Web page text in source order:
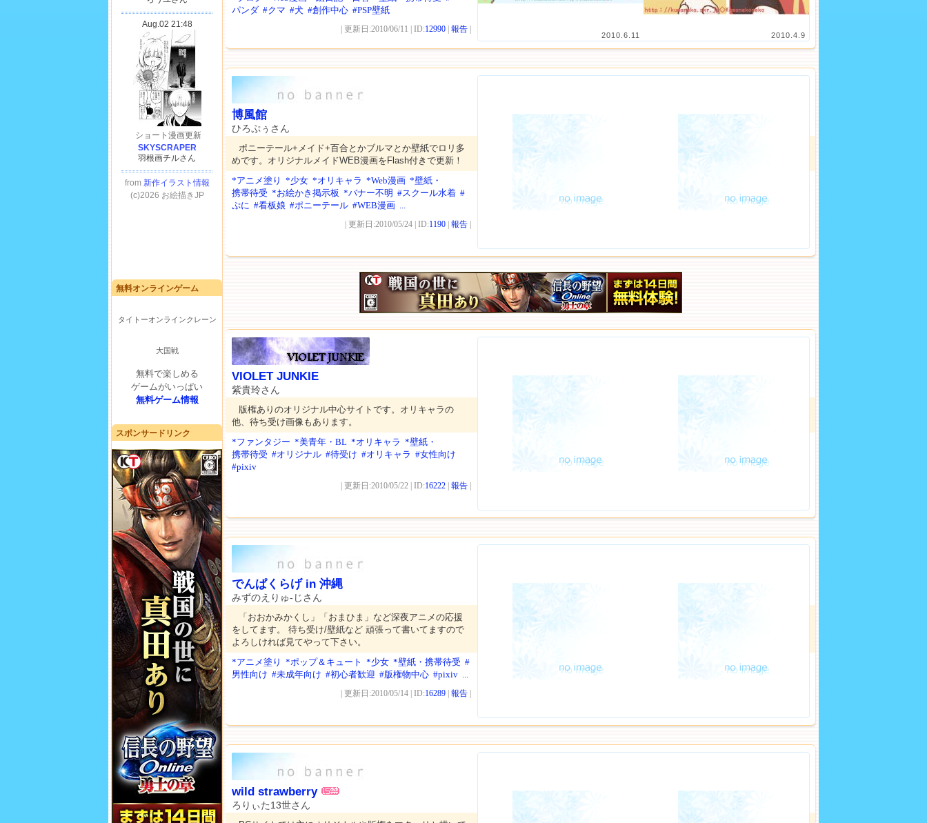
無料オンラインゲーム
タイトーオンラインクレーン
大国戦
無料で楽しめる
ゲームがいっぱい
無料ゲーム情報
スポンサードリンク
2010.6.11 2010.4.9
パンダ #クマ #犬 #創作中心 #PSP壁紙
| 更新日:2010/06/11 | ID:12990 報告
博風館
ひろぷぅさん
ポニーテール+メイド+百合とかブルマとか壁紙でロリ多
めです。オリジナルメイドWEB漫画をFlash付きで更新！
*アニメ塗り *少女 *オリキャラ *Web漫画 *壁紙・
携帯待受 *お絵かき掲示板 *バナー不明 #スクール水着 #
ぷに #看板娘 #ポニーテール #WEB漫画 ...
| 更新日:2010/05/24 | ID:1190 報告
VIOLET JUNKIE
紫貴玲さん
版権ありのオリジナル中心サイトです。オリキャラの
他、待ち受け画像もあります。
*ファンタジー *美青年・BL *オリキャラ *壁紙・
携帯待受 #オリジナル #待受け #オリキャラ #女性向け
#pixiv
| 更新日:2010/05/22 | ID:16222 報告
でんぱくらげ in 沖縄
みずのえりゅ-じさん
「おおかみかくし」「おまひま」など深夜アニメの応援
をしてます。 待ち受け/壁紙など 頑張って書いてますので
よろしければ見てやって下さい。
*アニメ塗り *ポップ＆キュート *少女 *壁紙・携帯待受 #
男性向け #未成年向け #初心者歓迎 #版権物中心 #pixiv ...
| 更新日:2010/05/14 | ID:16289 報告
wild strawberry
ろりぃた13世さん